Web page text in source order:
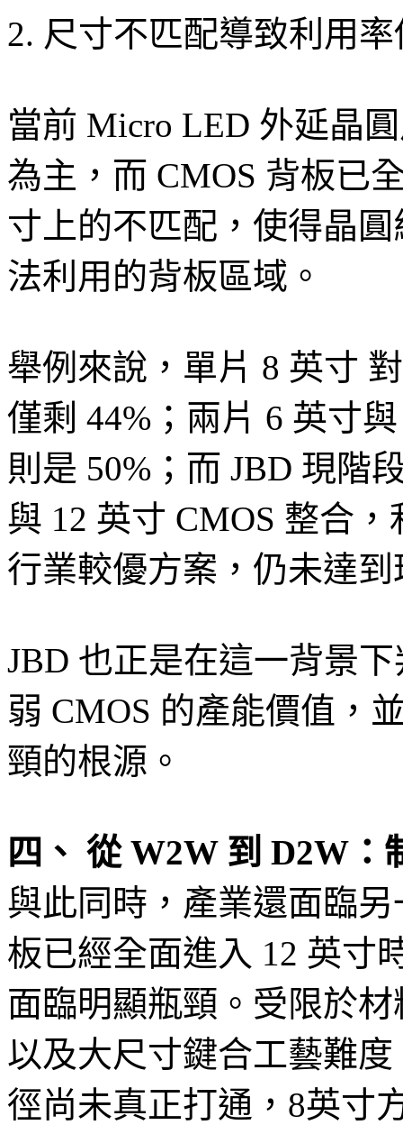
2. 尺寸不匹配導致利用率
當前 Micro LED 外延晶
為主，而 CMOS 背板已
寸上的不匹配，使得晶
法利用的背板區域。
舉例來說，單片 8 英寸
僅剩 44%；兩片 6 英寸
則是 50%；而 JBD 現階
與 12 英寸 CMOS 整合
行業較優方案，仍未達
JBD 也正是在這一背景
弱 CMOS 的產能價值，
頸的根源。
四、 從 W2W 到 D2W：
與此同時，產業還面臨
板已經全面進入 12 英寸
面臨明顯瓶頸。受限於
以及大尺寸鍵合工藝難
徑尚未真正打通，8英寸